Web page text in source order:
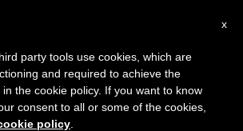
x
party tools use cookies, which are
and required to achieve the
the cookie policy. If you want to know
consent to all or some of the cookies,
policy